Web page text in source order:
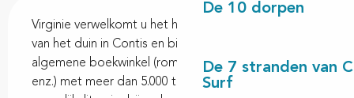
De 10 dorpen
De 7 stranden van
Surf
Virginie verwelkomt u het hele jaar door aan de voet
van het duin in Contis en biedt u: een onafhankelijke,
algemene boekwinkel (romans, essays, jeugd, strips,
enz.) met meer dan 5.000 titels, boekbestellingen